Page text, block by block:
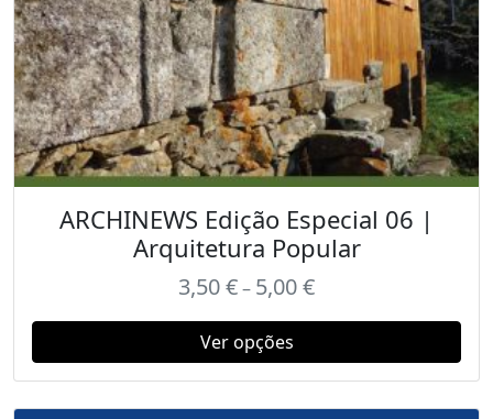
ARCHINEWS Edição Especial 06 |
Arquitetura Popular
3,50€– 5,00€
Ver opções